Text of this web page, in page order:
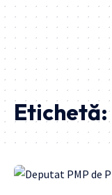
Etichetă: